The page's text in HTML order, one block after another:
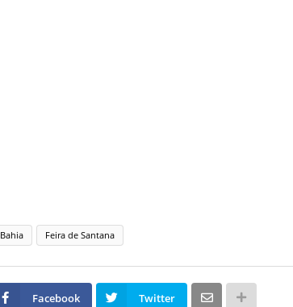
Bahia Feira de Santana
Facebook Twitter